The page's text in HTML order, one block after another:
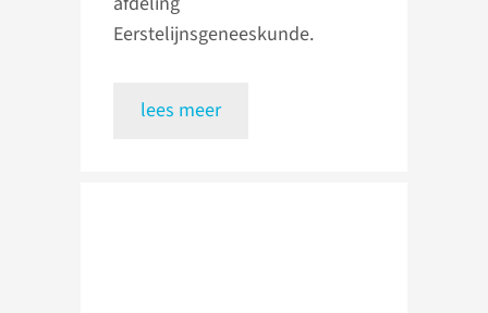
Eerstelijnsgeneeskunde.
lees meer